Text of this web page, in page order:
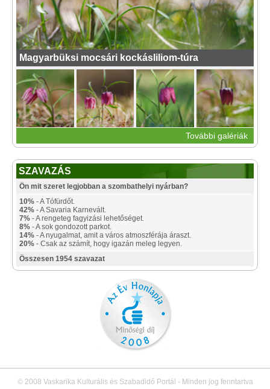
Magyarbüksi mocsári kockásliliom-túra
További galériák
SZAVAZÁS
Ön mit szeret legjobban a szombathelyi nyárban?
10% - A Tófürdőt.
42% - A Savaria Karnevált.
7% - A rengeteg fagyizási lehetőséget.
8% - A sok gondozott parkot.
14% - A nyugalmat, amit a város atmoszférája áraszt.
20% - Csak az számít, hogy igazán meleg legyen.
Összesen 1954 szavazat
© 2008 Vaskarika Kulturális és Szabadidő Portál - Minden jog fenntartva